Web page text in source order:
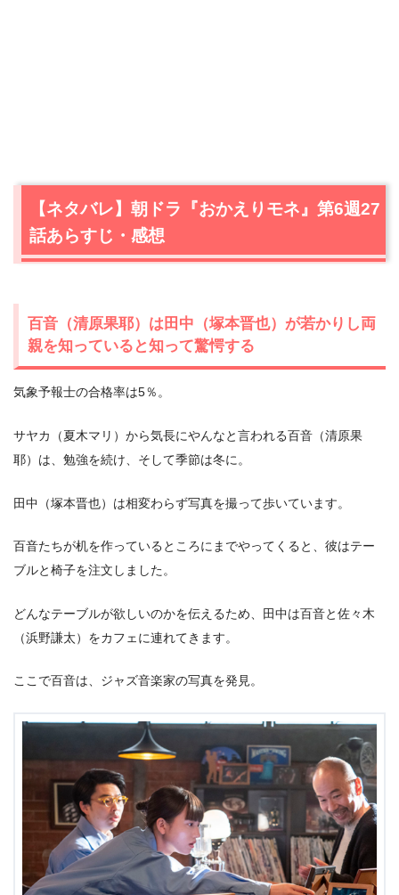
【ネタバレ】朝ドラ『おかえりモネ』第6週27
話あらすじ・感想
百音（清原果耶）は田中（塚本晋也）が若かりし両
親を知っていると知って驚愕する
気象予報士の合格率は5％。
サヤカ（夏木マリ）から気長にやんなと言われる百音（清原果
耶）は、勉強を続け、そして季節は冬に。
田中（塚本晋也）は相変わらず写真を撮って歩いています。
百音たちが机を作っているところにまでやってくると、彼はテー
ブルと椅子を注文しました。
どんなテーブルが欲しいのかを伝えるため、田中は百音と佐々木
（浜野謙太）をカフェに連れてきます。
ここで百音は、ジャズ音楽家の写真を発見。